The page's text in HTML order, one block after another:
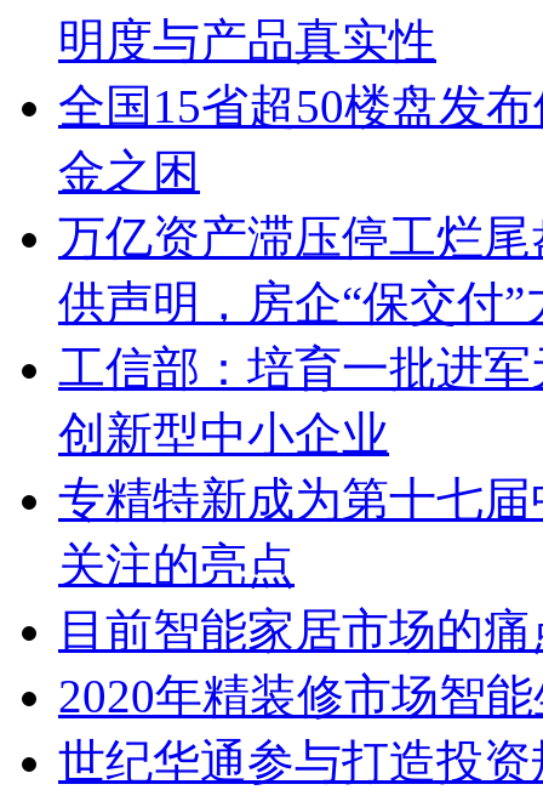
明度与产品真实性
全国15省超50楼盘发
金之困
万亿资产滞压停工烂
供声明，房企“保交付”
工信部：培育一批进
创新型中小企业
专精特新成为第十七
关注的亮点
目前智能家居市场的痛
2020年精装修市场智
世纪华通参与打造投